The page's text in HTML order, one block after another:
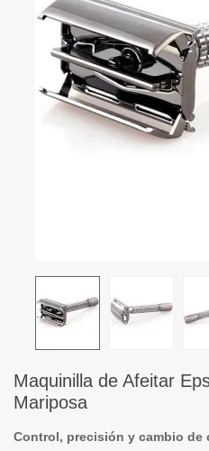
Maquinilla de Afeitar
Mariposa
Control, precisión y cambio de